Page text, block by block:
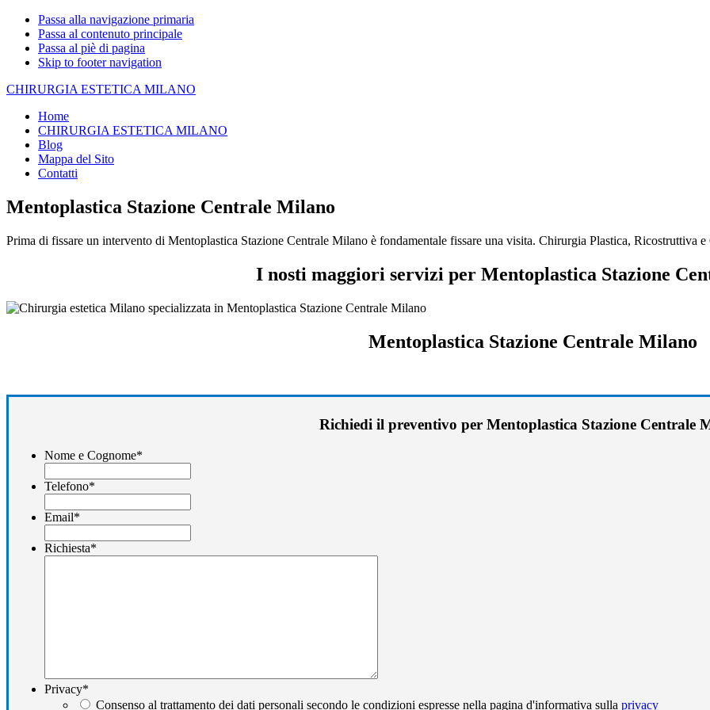
Passa alla navigazione primaria
Passa al contenuto principale
Passa al piè di pagina
Skip to footer navigation
CHIRURGIA ESTETICA MILANO
Home
CHIRURGIA ESTETICA MILANO
Blog
Mappa del Sito
Contatti
Mentoplastica Stazione Centrale Milano
Prima di fissare un intervento di Mentoplastica Stazione Centrale Milano è fondamentale fissare una visita. Chirurgia Plastica, Ricostruttiva
I nosti maggiori servizi per Mentoplastica Stazione
Mentoplastica Stazione Centrale Milano
Richiedi il preventivo per Mentoplastica Stazione Centrale
Nome e Cognome*
Telefono*
Email*
Richiesta*
Privacy*
Consenso al trattamento dei dati personali secondo le condizioni espresse nella pagina d'informativa sulla privacy